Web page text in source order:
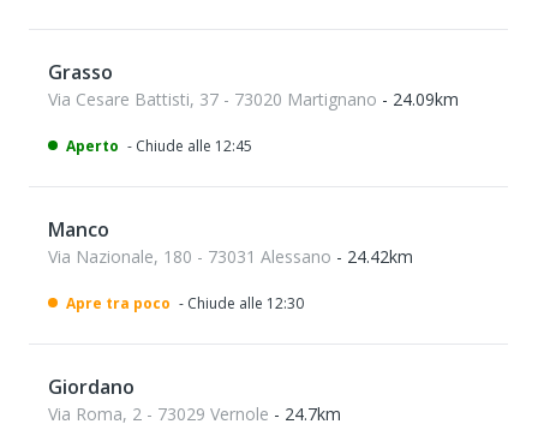
Grasso
Via Cesare Battisti, 37 - 73020 Martignano - 24.09km
Aperto - Chiude alle 12:45
Manco
Via Nazionale, 180 - 73031 Alessano - 24.42km
Apre tra poco - Chiude alle 12:30
Giordano
Via Roma, 2 - 73029 Vernole - 24.7km